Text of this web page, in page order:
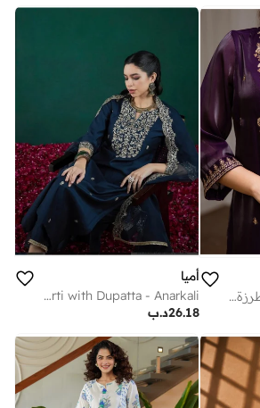
طقم كورتة مستقيمة مطرزة باللون الأرجواني مع بنطال وشال
أميا
Chanderi Kurti with Dupatta - Anarkali
د.ب26.18